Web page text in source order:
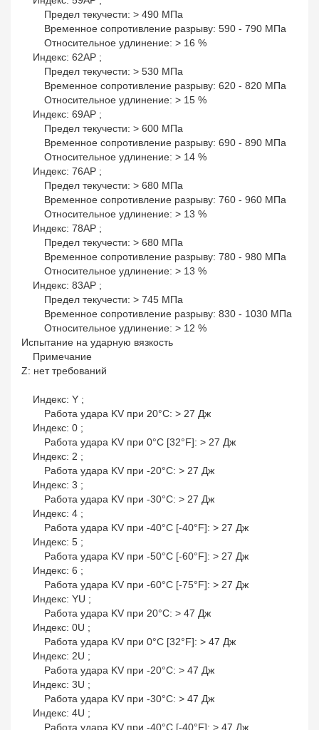
Предел текучести: > 490 МПа
Временное сопротивление разрыву: 590 - 790 МПа
Относительное удлинение: > 16 %
Индекс: 62AP ;
Предел текучести: > 530 МПа
Временное сопротивление разрыву: 620 - 820 МПа
Относительное удлинение: > 15 %
Индекс: 69AP ;
Предел текучести: > 600 МПа
Временное сопротивление разрыву: 690 - 890 МПа
Относительное удлинение: > 14 %
Индекс: 76AP ;
Предел текучести: > 680 МПа
Временное сопротивление разрыву: 760 - 960 МПа
Относительное удлинение: > 13 %
Индекс: 78AP ;
Предел текучести: > 680 МПа
Временное сопротивление разрыву: 780 - 980 МПа
Относительное удлинение: > 13 %
Индекс: 83AP ;
Предел текучести: > 745 МПа
Временное сопротивление разрыву: 830 - 1030 МПа
Относительное удлинение: > 12 %
Испытание на ударную вязкость
Примечание
Z: нет требований
Индекс: Y ;
Работа удара KV при 20°С: > 27 Дж
Индекс: 0 ;
Работа удара KV при 0°С [32°F]: > 27 Дж
Индекс: 2 ;
Работа удара KV при -20°С: > 27 Дж
Индекс: 3 ;
Работа удара KV при -30°С: > 27 Дж
Индекс: 4 ;
Работа удара KV при -40°С [-40°F]: > 27 Дж
Индекс: 5 ;
Работа удара KV при -50°С [-60°F]: > 27 Дж
Индекс: 6 ;
Работа удара KV при -60°С [-75°F]: > 27 Дж
Индекс: YU ;
Работа удара KV при 20°С: > 47 Дж
Индекс: 0U ;
Работа удара KV при 0°С [32°F]: > 47 Дж
Индекс: 2U ;
Работа удара KV при -20°С: > 47 Дж
Индекс: 3U ;
Работа удара KV при -30°С: > 47 Дж
Индекс: 4U ;
Работа удара KV при -40°С [-40°F]: > 47 Дж